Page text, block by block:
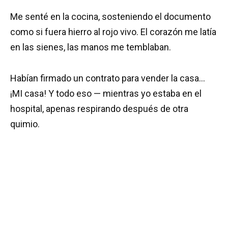
Me senté en la cocina, sosteniendo el documento
como si fuera hierro al rojo vivo. El corazón me latía
en las sienes, las manos me temblaban.
Habían firmado un contrato para vender la casa…
¡MI casa! Y todo eso — mientras yo estaba en el
hospital, apenas respirando después de otra
quimio.